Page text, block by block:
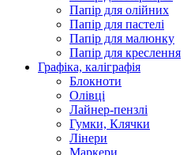
Папір для олійних
Папір для пастелі
Папір для малюнку
Папір для креслення
Графіка, каліграфія
Блокноти
Олівці
Лайнер-пензлі
Гумки, Клячки
Лінери
Маркери